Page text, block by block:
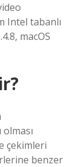
Intel tabanlı
macOS
çekimleri
benzer